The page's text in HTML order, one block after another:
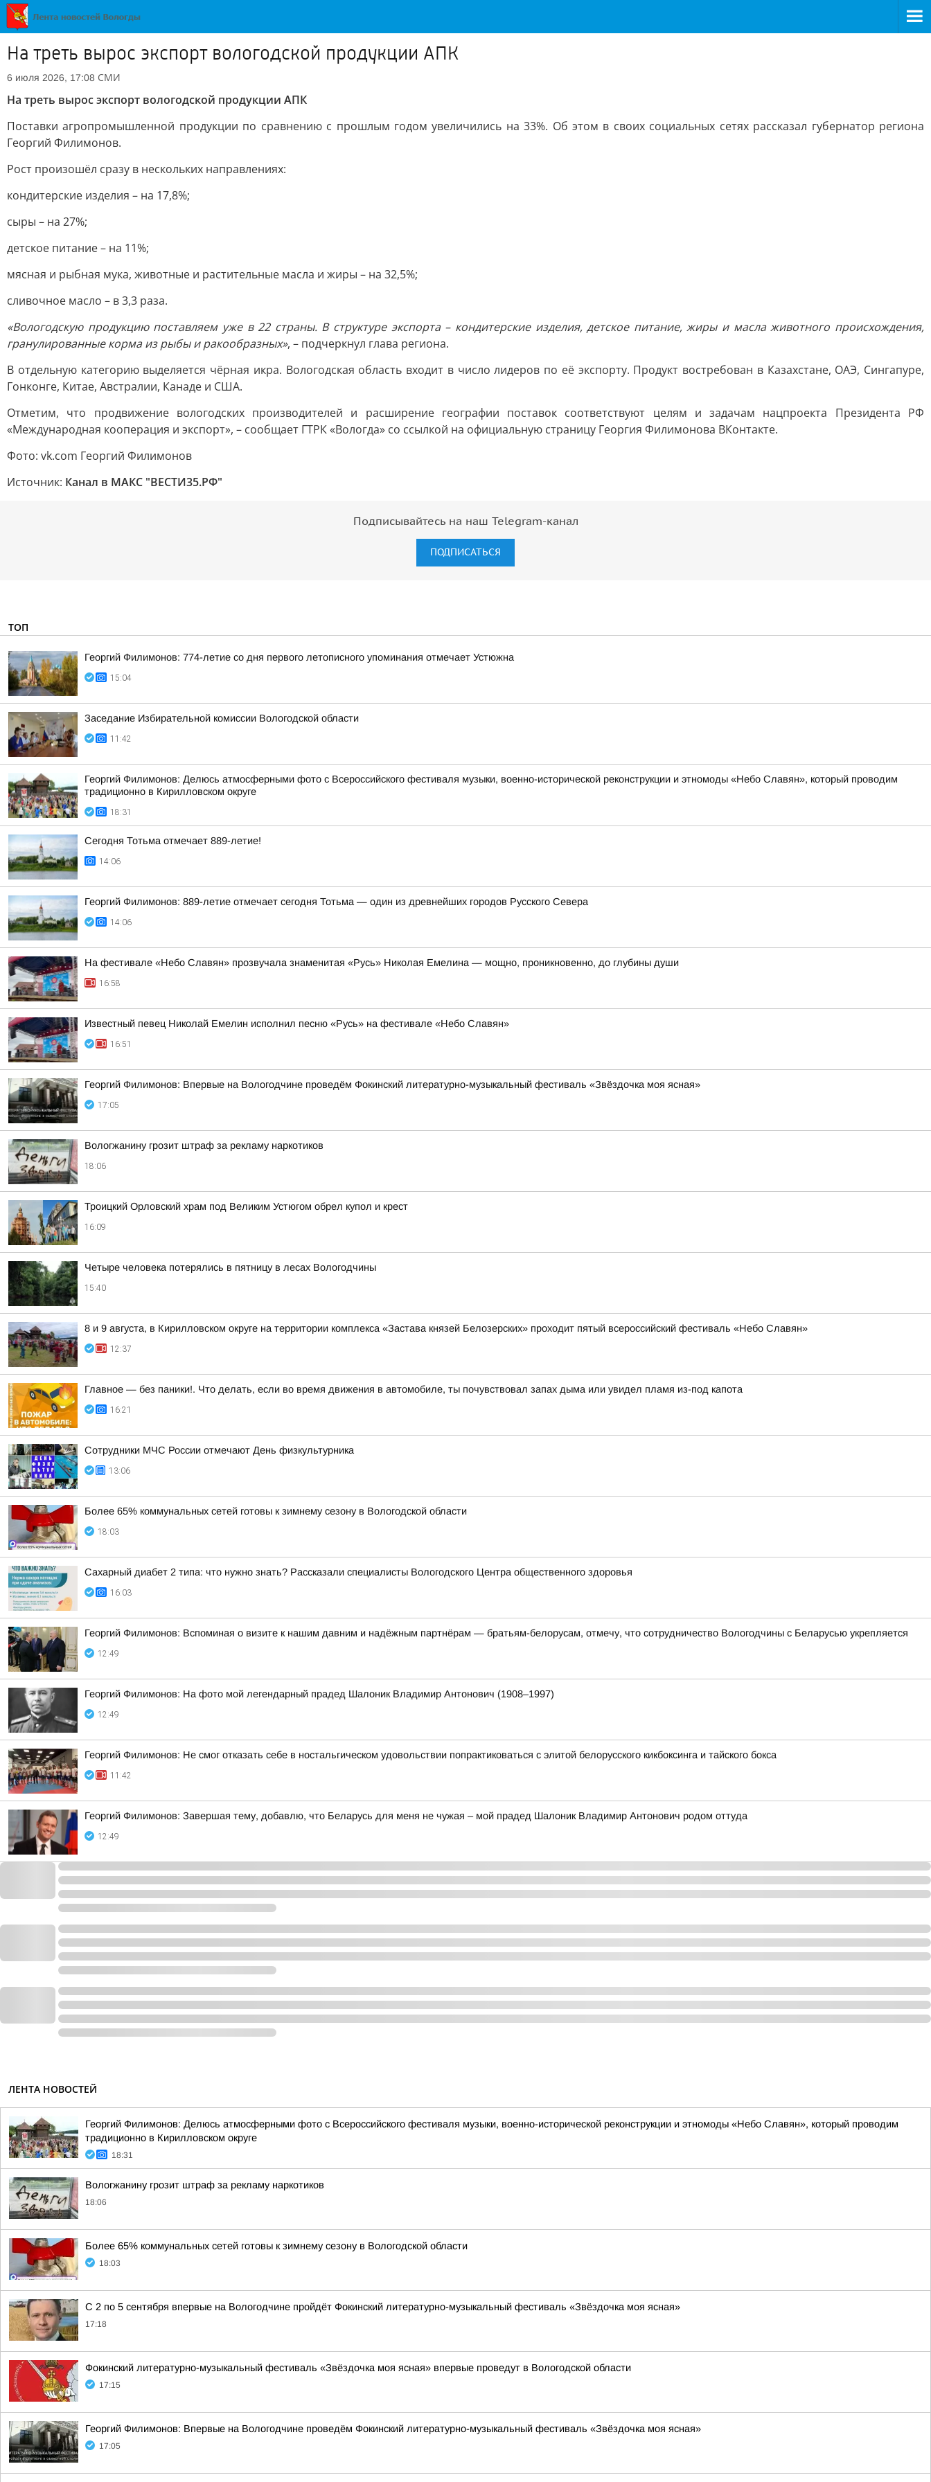
На треть вырос экспорт вологодской продукции АПК
6 июля 2026, 17:08 СМИ
На треть вырос экспорт вологодской продукции АПК
Поставки агропромышленной продукции по сравнению с прошлым годом увеличились на 33%. Об этом в своих социальных сетях рассказал губернатор региона
Георгий Филимонов.
Рост произошёл сразу в нескольких направлениях:
кондитерские изделия – на 17,8%;
сыры – на 27%;
детское питание – на 11%;
мясная и рыбная мука, животные и растительные масла и жиры – на 32,5%;
сливочное масло – в 3,3 раза.
«Вологодскую продукцию поставляем уже в 22 страны. В структуре экспорта – кондитерские изделия, детское питание, жиры и масла животного происхождения,
гранулированные корма из рыбы и ракообразных», – подчеркнул глава региона.
В отдельную категорию выделяется чёрная икра. Вологодская область входит в число лидеров по её экспорту. Продукт востребован в Казахстане, ОАЭ, Сингапуре,
Гонконге, Китае, Австралии, Канаде и США.
Отметим, что продвижение вологодских производителей и расширение географии поставок соответствуют целям и задачам нацпроекта Президента РФ
«Международная кооперация и экспорт», – сообщает ГТРК «Вологда» со ссылкой на официальную страницу Георгия Филимонова ВКонтакте.
Фото: vk.com Георгий Филимонов
Источник: Канал в МАКС "ВЕСТИ35.РФ"
Подписывайтесь на наш Telegram-канал
ПОДПИСАТЬСЯ
ТОП
Георгий Филимонов: 774-летие со дня первого летописного упоминания отмечает Устюжна
15:04
Заседание Избирательной комиссии Вологодской области
11:42
Георгий Филимонов: Делюсь атмосферными фото с Всероссийского фестиваля музыки, военно-исторической реконструкции и этномоды «Небо Славян», который проводим
традиционно в Кирилловском округе
18:31
Сегодня Тотьма отмечает 889-летие!
14:06
Георгий Филимонов: 889-летие отмечает сегодня Тотьма — один из древнейших городов Русского Севера
14:06
На фестивале «Небо Славян» прозвучала знаменитая «Русь» Николая Емелина — мощно, проникновенно, до глубины души
16:58
Известный певец Николай Емелин исполнил песню «Русь» на фестивале «Небо Славян»
16:51
Георгий Филимонов: Впервые на Вологодчине проведём Фокинский литературно-музыкальный фестиваль «Звёздочка моя ясная»
17:05
Вологжанину грозит штраф за рекламу наркотиков
18:06
Троицкий Орловский храм под Великим Устюгом обрел купол и крест
16:09
Четыре человека потерялись в пятницу в лесах Вологодчины
15:40
8 и 9 августа, в Кирилловском округе на территории комплекса «Застава князей Белозерских» проходит пятый всероссийский фестиваль «Небо Славян»
12:37
Главное — без паники!. Что делать, если во время движения в автомобиле, ты почувствовал запах дыма или увидел пламя из-под капота
16:21
Сотрудники МЧС России отмечают День физкультурника
13:06
Более 65% коммунальных сетей готовы к зимнему сезону в Вологодской области
18:03
Сахарный диабет 2 типа: что нужно знать? Рассказали специалисты Вологодского Центра общественного здоровья
16:03
Георгий Филимонов: Вспоминая о визите к нашим давним и надёжным партнёрам — братьям-белорусам, отмечу, что сотрудничество Вологодчины с Беларусью укрепляется
12:49
Георгий Филимонов: На фото мой легендарный прадед Шалоник Владимир Антонович (1908–1997)
12:49
Георгий Филимонов: Не смог отказать себе в ностальгическом удовольствии попрактиковаться с элитой белорусского кикбоксинга и тайского бокса
11:42
Георгий Филимонов: Завершая тему, добавлю, что Беларусь для меня не чужая – мой прадед Шалоник Владимир Антонович родом оттуда
12:49
ЛЕНТА НОВОСТЕЙ
Георгий Филимонов: Делюсь атмосферными фото с Всероссийского фестиваля музыки, военно-исторической реконструкции и этномоды «Небо Славян», который проводим
традиционно в Кирилловском округе
18:31
Вологжанину грозит штраф за рекламу наркотиков
18:06
Более 65% коммунальных сетей готовы к зимнему сезону в Вологодской области
18:03
С 2 по 5 сентября впервые на Вологодчине пройдёт Фокинский литературно-музыкальный фестиваль «Звёздочка моя ясная»
17:18
Фокинский литературно-музыкальный фестиваль «Звёздочка моя ясная» впервые проведут в Вологодской области
17:15
Георгий Филимонов: Впервые на Вологодчине проведём Фокинский литературно-музыкальный фестиваль «Звёздочка моя ясная»
17:05